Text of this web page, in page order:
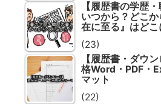
【履歴書の学歴
いつから？どこ
在に至る』はどこ
(23)
【履歴書・ダウ
格Word・PDF・
マット
(22)